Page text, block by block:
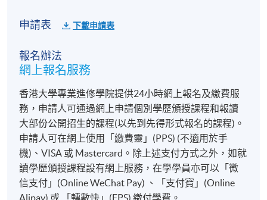
申請表 下載申請表
報名辦法
網上報名服務
香港大學專業進修學院提供24小時網上報名及繳費服
務，申請人可通過網上申請個別學歷頒授課程和報讀
大部份公開招生的課程(以先到先得形式報名的課程)。
申請人可在網上使用「繳費靈」(PPS) (不適用於手
機)、VISA 或 Mastercard。除上述支付方式之外，如就
讀學歷頒授課程設有網上服務，在學學員亦可以「微
信支付」(Online WeChat Pay) 、「支付寶」(Online
Alipay) 或 「轉數快」(FPS) 繳付學費。